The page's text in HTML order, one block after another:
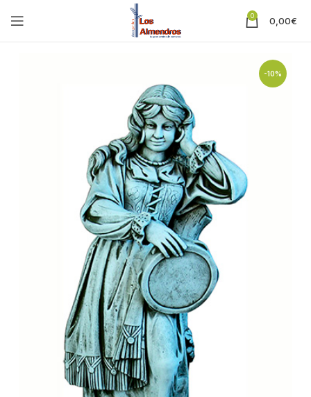
0 0,00€
-10%